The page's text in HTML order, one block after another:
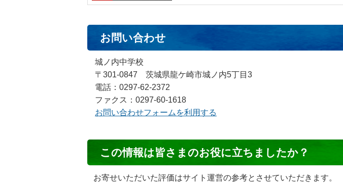
お問い合わせ
城ノ内中学校
〒301-0847 茨城県龍ケ崎市城ノ内5丁目3
電話：0297-62-2372
ファクス：0297-60-1618
お問い合わせフォームを利用する
ン
テ
この情報は皆さまのお役に立ちましたか？
お寄せいただいた評価はサイト運営の参考とさせていただきます。